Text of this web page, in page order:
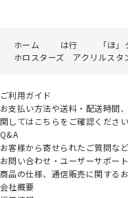
ホーム は行 「ほ
ホロスターズ アクリルスタ
ご利用ガイド
お支払い方法や送料・配送時間
関してはこちらをご確認ください
Q&A
お客様から寄せられたご質問な
お問い合わせ・ユーザーサポート
商品の仕様、通信販売に関する
会社概要